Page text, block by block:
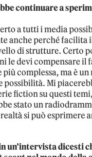
continuare a
a tutti i media
anche perché facilita
di strutture. Certo
le devi compensare il
più complessa, ma è
possibilità. Mi
fiction su questi
stato un
si può esprimere
un’intervista dicesti